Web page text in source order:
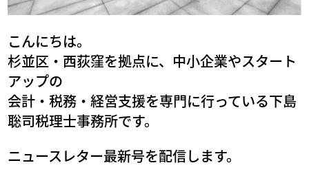
こんにちは。
杉並区・西荻窪を拠点に、中小企業やスタート
アップの
会計・税務・経営支援を専門に行っている下島
聡司税理士事務所です。
ニュースレター最新号を配信します。